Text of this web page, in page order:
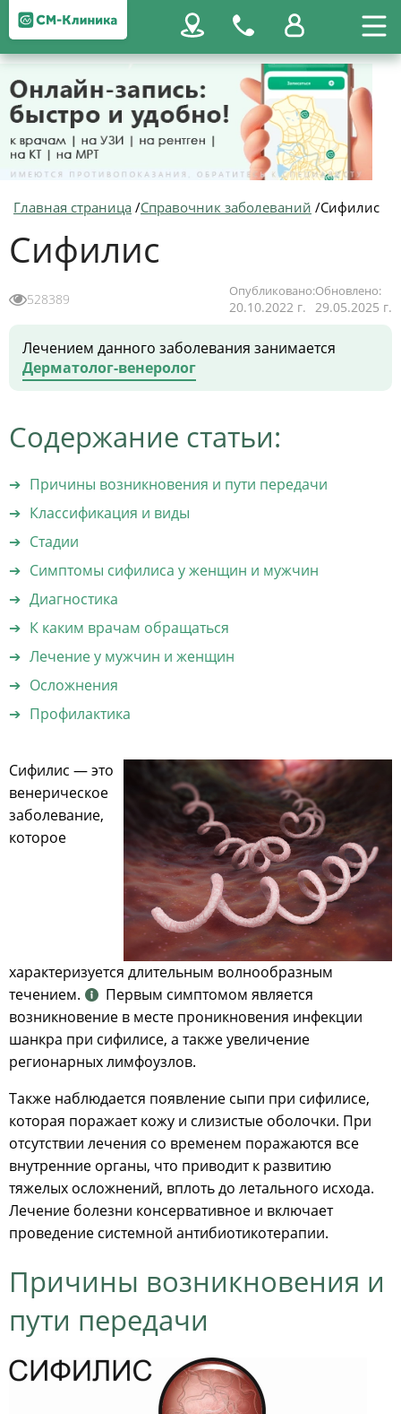
Главная страница /Справочник заболеваний /Сифилис
Сифилис
528389 Опубликовано:
20.10.2022 г.
Обновлено:
29.05.2025 г.
Лечением данного заболевания занимается
Дерматолог-венеролог
Содержание статьи:
Причины возникновения и пути передачи
Классификация и виды
Стадии
Симптомы сифилиса у женщин и мужчин
Диагностика
К каким врачам обращаться
Лечение у мужчин и женщин
Осложнения
Профилактика
Сифилис — это
венерическое
заболевание,
которое
характеризуется длительным волнообразным
течением.
Первым симптомом является
возникновение в месте проникновения инфекции
шанкра при сифилисе, а также увеличение
регионарных лимфоузлов.
Также наблюдается появление сыпи при сифилисе,
которая поражает кожу и слизистые оболочки. При
отсутствии лечения со временем поражаются все
внутренние органы, что приводит к развитию
тяжелых осложнений, вплоть до летального исхода.
Лечение болезни консервативное и включает
проведение системной антибиотикотерапии.
Причины возникновения и
пути передачи